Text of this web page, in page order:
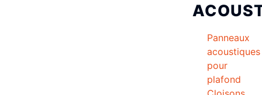
Panneaux
acoustiques
pour
plafond